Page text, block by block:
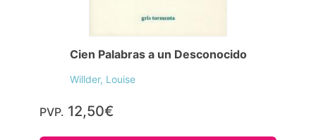
Cien Palabras a un Desconocido
Willder, Louise
PVP. 12,50€